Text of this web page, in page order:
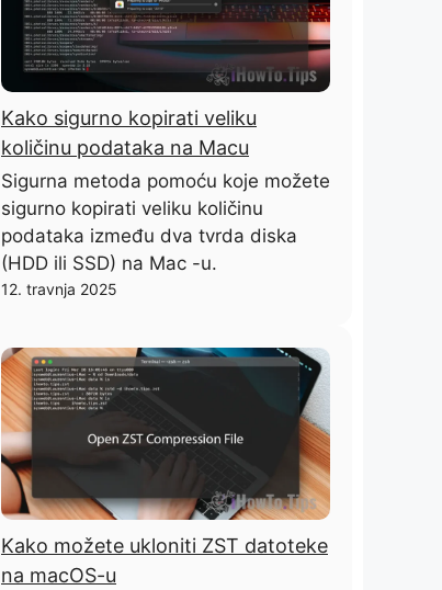
Kako sigurno kopirati veliku
količinu podataka na Macu
Sigurna metoda pomoću koje možete
sigurno kopirati veliku količinu
podataka između dva tvrda diska
(HDD ili SSD) na Mac -u.
12. travnja 2025
Kako možete ukloniti ZST datoteke
na macOS-u